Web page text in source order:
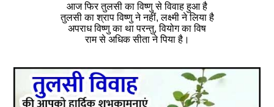
आज फिर तुलसी का विष्णु से विवाह हुआ है
तुलसी का श्राप विष्णु ने नहीं, लक्ष्मी ने लिया है
अपराध विष्णु का था परन्तु, वियोग का विष
राम से अधिक सीता ने पिया है।